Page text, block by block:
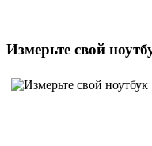
Измерьте свой